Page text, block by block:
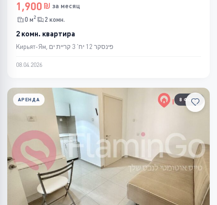
1,900
за месяц
0 м2 2 комн.
2 комн. квартира
Кирьят-Ям, פינסקר 12 יח' 3 קריית ים
08.04.2026
8 ФОТО
АРЕНДА